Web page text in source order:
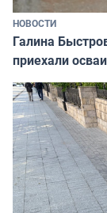
НОВОСТИ
Галина
приехали